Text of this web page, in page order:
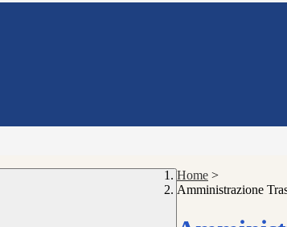
Home >
Amministrazione